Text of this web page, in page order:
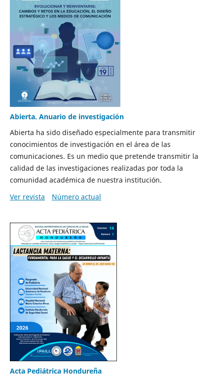
Abierta. Anuario de investigación
Abierta ha sido diseñado especialmente para transmitir
conocimientos de investigación en el área de las
comunicaciones. Es un medio que pretende transmitir la
calidad de las investigaciones realizadas por toda la
comunidad académica de nuestra institución.
Ver revista
Número actual
Acta Pediátrica Hondureña